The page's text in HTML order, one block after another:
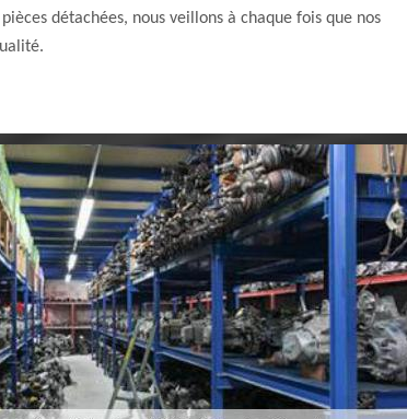
détachées, nous veillons à chaque fois que nos